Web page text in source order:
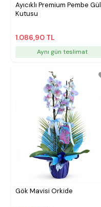
Ayıcıklı Premium Pembe Gül
Kutusu
1.086,90 TL
Aynı gün teslimat
Gök Mavisi Orkide